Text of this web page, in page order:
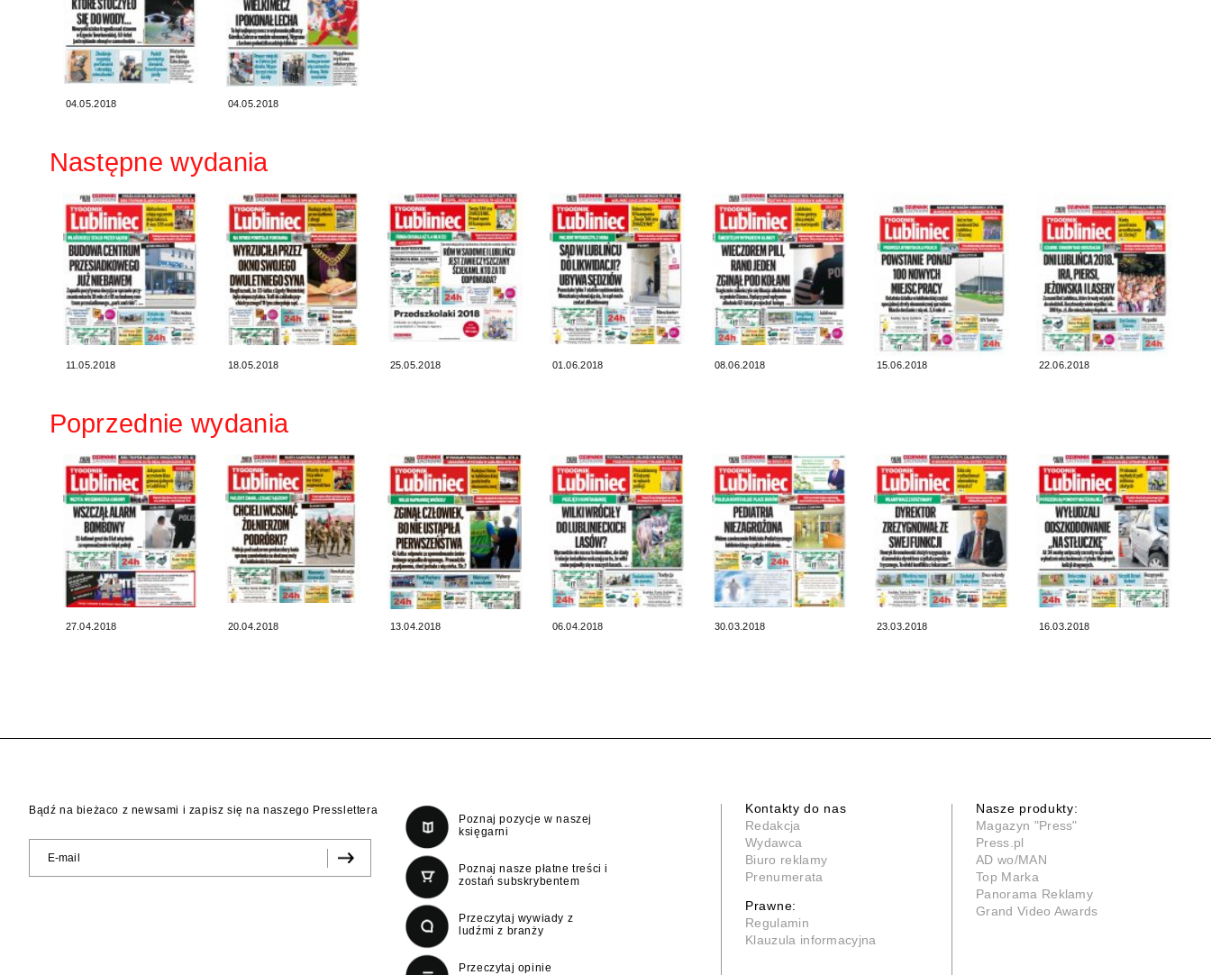
04.05.2018 04.05.2018
Następne wydania
11.05.2018 18.05.2018 25.05.2018 01.06.2018 08.06.2018 15.06.2018 22.06.2018
Poprzednie wydania
27.04.2018 20.04.2018 13.04.2018 06.04.2018 30.03.2018 23.03.2018 16.03.2018
Bądź na bieżaco z newsami i zapisz się na naszego Presslettera
Poznaj pozycje w naszej
księgarni
Poznaj nasze płatne treści i
zostań subskrybentem
Przeczytaj wywiady z
ludźmi z branży
Przeczytaj opinie
Kontakty do nas
Redakcja
Wydawca
Biuro reklamy
Prenumerata
Prawne:
Regulamin
Klauzula informacyjna
Nasze produkty:
Magazyn "Press"
Press.pl
AD wo/MAN
Top Marka
Panorama Reklamy
Grand Video Awards